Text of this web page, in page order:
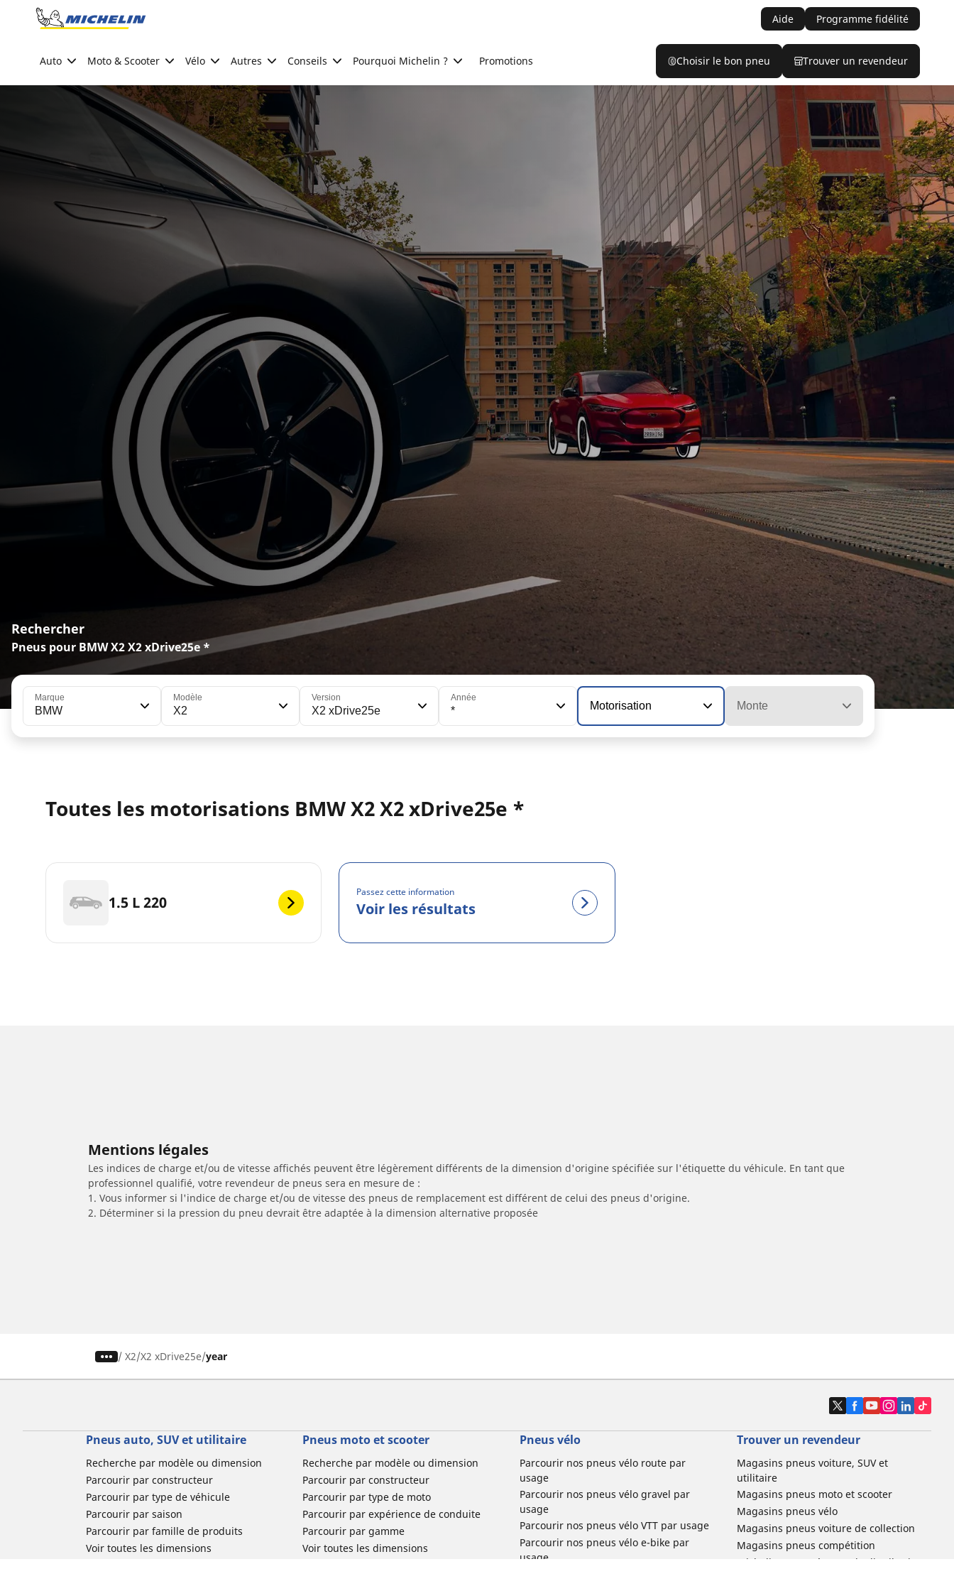
Go to page content
Aide Programme fidélité
Auto Moto & Scooter Vélo Autres Conseils Pourquoi Michelin ? Promotions Choisir le bon pneu Trouver un revendeur
Rechercher
Pneus pour BMW X2 X2 xDrive25e *
Marque
BMW
Modèle
X2
Version
X2 xDrive25e
Année
* Motorisation Monte
Toutes les motorisations BMW X2 X2 xDrive25e *
1.5 L 220
Passez cette information
Voir les résultats
Mentions légales
Les indices de charge et/ou de vitesse affichés peuvent être légèrement différents de la dimension d'origine spécifiée sur l'étiquette du véhicule. En tant que
professionnel qualifié, votre revendeur de pneus sera en mesure de :
1. Vous informer si l'indice de charge et/ou de vitesse des pneus de remplacement est différent de celui des pneus d'origine.
2. Déterminer si la pression du pneu devrait être adaptée à la dimension alternative proposée
/ X2 X2 xDrive25e year
Pneus auto, SUV et utilitaire
Recherche par modèle ou dimension
Parcourir par constructeur
Parcourir par type de véhicule
Parcourir par saison
Parcourir par famille de produits
Voir toutes les dimensions
Pneus moto et scooter
Recherche par modèle ou dimension
Parcourir par constructeur
Parcourir par type de moto
Parcourir par expérience de conduite
Parcourir par gamme
Voir toutes les dimensions
Pneus vélo
Parcourir nos pneus vélo route par
usage
Parcourir nos pneus vélo gravel par
usage
Parcourir nos pneus vélo VTT par usage
Parcourir nos pneus vélo e-bike par
usage
Trouver un revendeur
Magasins pneus voiture, SUV et
utilitaire
Magasins pneus moto et scooter
Magasins pneus vélo
Magasins pneus voiture de collection
Magasins pneus compétition
Michelin et ses réseaux de distribution